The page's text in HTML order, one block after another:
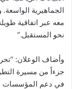
الجماهيرية
معه عبر اتفاقية
نحو المستقبل.”
وأضاف الوعلان:
جزءاً من مسيرة
في دعم المؤسسات